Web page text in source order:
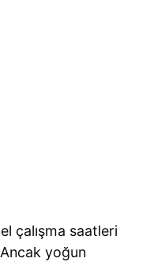
çalışma saatleri
Ancak yoğun